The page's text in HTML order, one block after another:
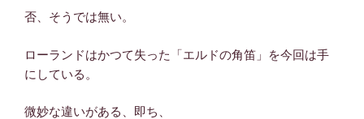
否、そうでは無い。
ローランドはかつて失った「エルドの角笛」を今回は手
にしている。
微妙な違いがある、即ち、